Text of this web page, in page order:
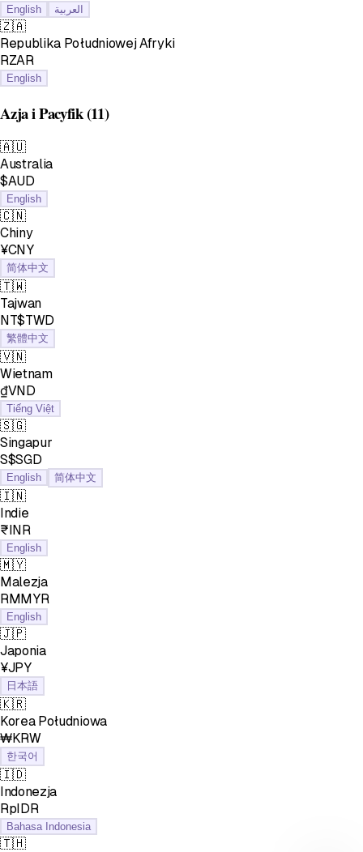
English العربية
🇿🇦
Republika Południowej Afryki
RZAR
English
Azja i Pacyfik(11)
🇦🇺
Australia
$AUD
English
🇨🇳
Chiny
¥CNY
简体中文
🇹🇼
Tajwan
NT$TWD
繁體中文
🇻🇳
Wietnam
₫VND
Tiếng Việt
🇸🇬
Singapur
S$SGD
English 简体中文
🇮🇳
Indie
₹INR
English
🇲🇾
Malezja
RMMYR
English
🇯🇵
Japonia
¥JPY
日本語
🇰🇷
Korea Południowa
₩KRW
한국어
🇮🇩
Indonezja
RpIDR
Bahasa Indonesia
🇹🇭